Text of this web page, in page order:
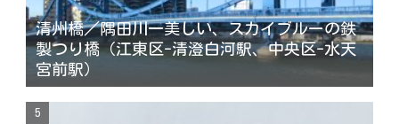
清州橋／隅田川一美しい、スカイブルーの鉄
製つり橋（江東区-清澄白河駅、中央区-水天
宮前駅）